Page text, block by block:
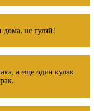
не гуляй!
а еще один кулак